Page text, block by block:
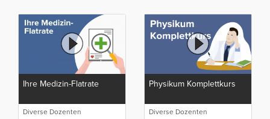
Ihre Medizin-Flatrate
Diverse Dozenten
Physikum Komplettkurs
Diverse Dozenten